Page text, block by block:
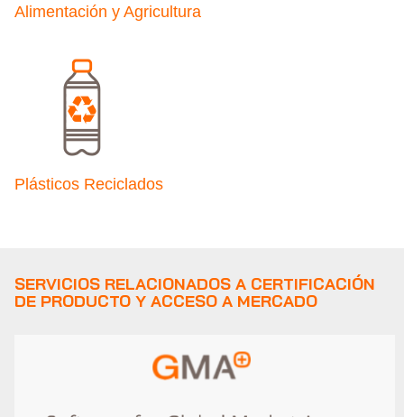
Alimentación y Agricultura
Plásticos Reciclados
SERVICIOS RELACIONADOS A CERTIFICACIÓN
DE PRODUCTO Y ACCESO A MERCADO